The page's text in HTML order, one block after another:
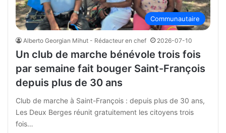
Communautaire
Alberto Georgian Mihut - Rédacteur en chef 2026-07-10
Un club de marche bénévole trois fois
par semaine fait bouger Saint-François
depuis plus de 30 ans
Club de marche à Saint-François : depuis plus de 30 ans,
Les Deux Berges réunit gratuitement les citoyens trois
fois…